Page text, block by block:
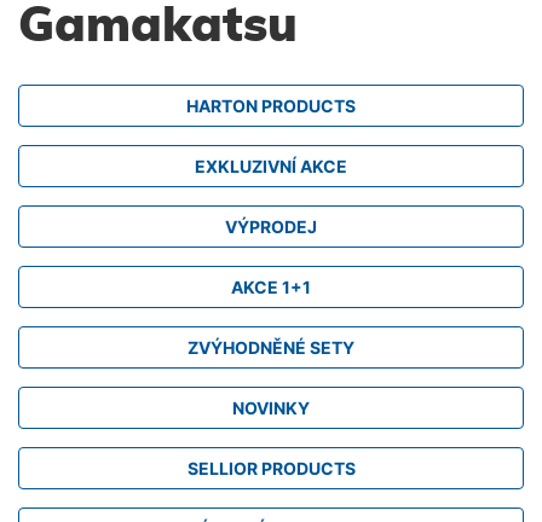
Gamakatsu
HARTON PRODUCTS
EXKLUZIVNÍ AKCE
VÝPRODEJ
AKCE 1+1
ZVÝHODNĚNÉ SETY
NOVINKY
SELLIOR PRODUCTS